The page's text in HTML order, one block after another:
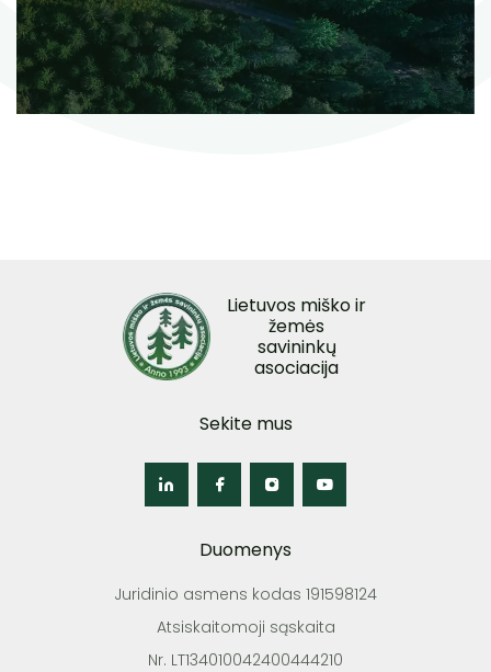
Lietuvos miško ir
žemės
savininkų
asociacija
Sekite mus
Duomenys
Juridinio asmens kodas 191598124
Atsiskaitomoji sąskaita
Nr. LT134010042400444210